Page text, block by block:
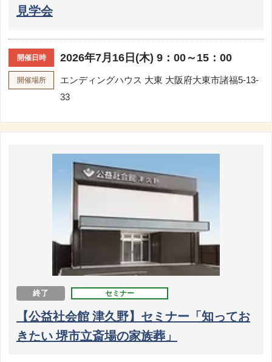
見学会
開催日時 2026年7月16日(木) 9：00～15：00
開催場所 エンディングハウス 大東 大阪府大東市諸福5-13-
33
終了 セミナー
【公益社会館 津久野】セミナー「知ってお
きたい 堺市立斎場の家族葬」